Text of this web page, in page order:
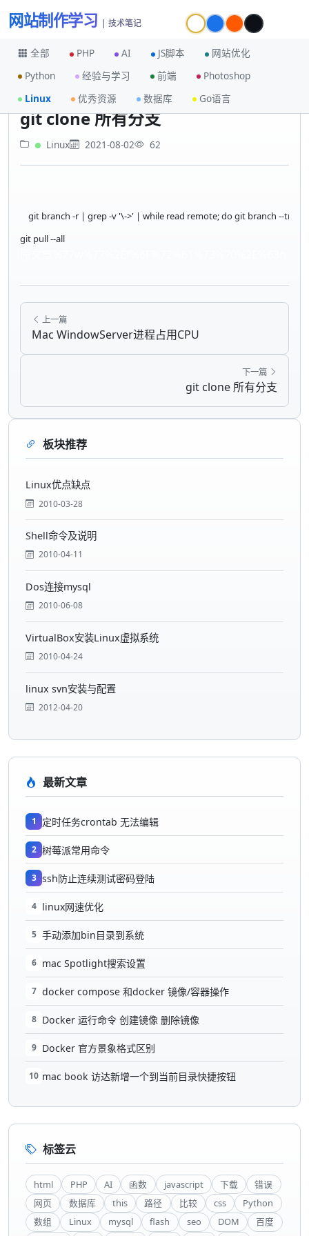
网站制作学习 | 技术笔记
全部 PHP AI JS脚本
网站优化
Python
经验与学习 前端
Photoshop
Linux
优秀资源 数据库 Go语言
首页 git clone 所有分支
git clone 所有分支
Linux 2021-08-02 62
git branch -r | grep -v '\->' | while read remote; do git branch --
git pull --all
上一篇
Mac WindowServer进程占用CPU
下一篇
git clone 所有分支
板块推荐
Linux优点缺点
2010-03-28
Shell命令及说明
2010-04-11
Dos连接mysql
2010-06-08
VirtualBox安装Linux虚拟系统
2010-04-24
linux svn安装与配置
2012-04-20
最新文章
1 定时任务crontab 无法编辑
2 树莓派常用命令
3 ssh防止连续测试密码登陆
4 linux网速优化
5 手动添加bin目录到系统
6 mac Spotlight搜索设置
7 docker compose 和docker 镜像/容器操作
8 Docker 运行命令 创建镜像 删除镜像
9 Docker 官方景象格式区别
10 mac book 访达新增一个到当前目录快捷按钮
标签云
html PHP AI 函数 javascript 下载
错误
网页
数据库 this 路径 比较 css
Python
数组
Linux mysql flash seo DOM
百度